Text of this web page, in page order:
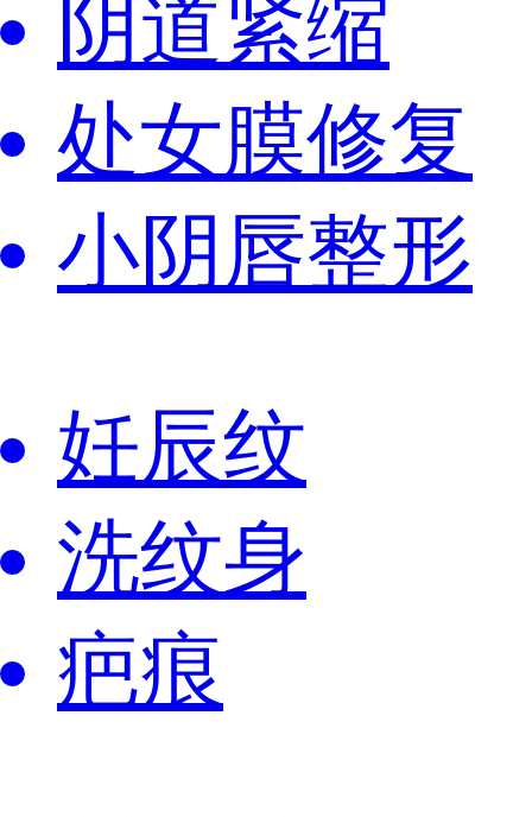
阴道紧缩
处女膜修复
小阴唇整形
妊辰纹
洗纹身
疤痕